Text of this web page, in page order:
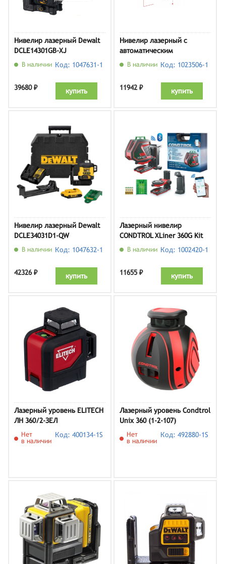
Нивелир лазерный Dewalt
DCLE14301GB-XJ
В наличии Код: 1047631-1
39680 ₽ купить
Нивелир лазерный с
автоматическим
выравниванием KLPRO
В наличии Код: 1023506-1
11942 ₽ купить
Нивелир лазерный Dewalt
DCLE34031D1-QW
В наличии Код: 1047632-1
42326 ₽ купить
Лазерный нивелир
CONDTROL XLiner 360G Kit
1-2-408
В наличии Код: 1002420-1
11655 ₽ купить
Лазерный уровень ELITECH
ЛН 360/2-ЗЕЛ
Нет
в наличии
Код: 400134-1S
Лазерный уровень Condtrol
Unix 360 (1-2-107)
Нет
в наличии
Код: 492880-1S